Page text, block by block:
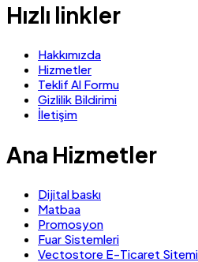
Hızlı linkler
Hakkımızda
Hizmetler
Teklif Al Formu
Gizlilik Bildirimi
İletişim
Ana Hizmetler
Dijital baskı
Matbaa
Promosyon
Fuar Sistemleri
Vectostore E-Ticaret